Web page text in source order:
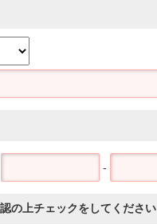
-
の上チェックをしてください